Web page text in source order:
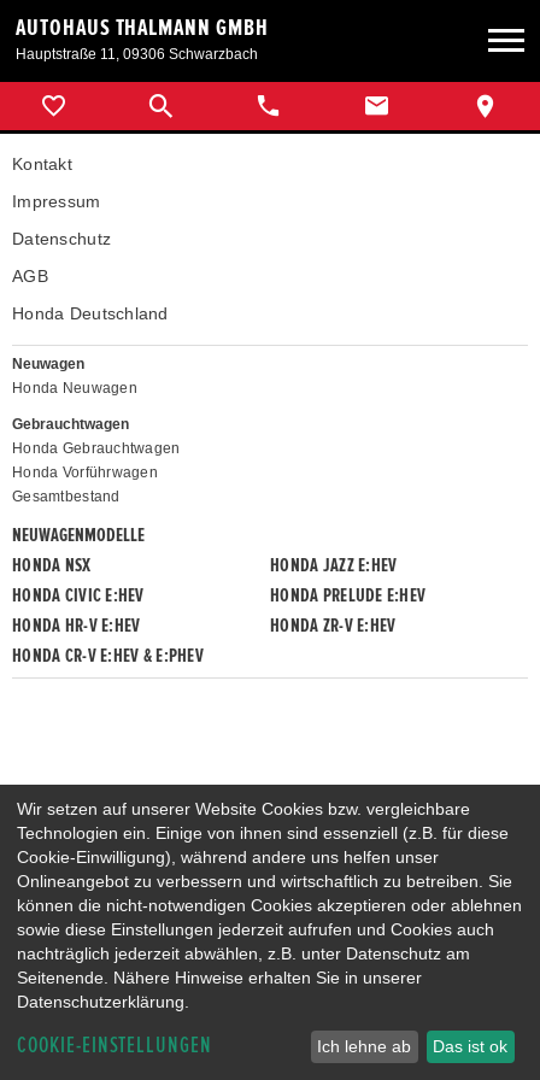
AUTOHAUS THALMANN GMBH
Hauptstraße 11, 09306 Schwarzbach
Neuwagen
Gebrauchtwagen
Angebote
Kontakt
Impressum
Datenschutz
AGB
Honda Deutschland
Neuwagen
Honda Neuwagen
Gebrauchtwagen
Honda Gebrauchtwagen
Honda Vorführwagen
Gesamtbestand
NEUWAGENMODELLE
HONDA NSX
HONDA JAZZ E:HEV
HONDA CIVIC E:HEV
HONDA PRELUDE E:HEV
HONDA HR-V E:HEV
HONDA ZR-V E:HEV
HONDA CR-V E:HEV & E:PHEV
Wir setzen auf unserer Website Cookies bzw. vergleichbare
Technologien ein. Einige von ihnen sind essenziell (z.B. für diese
Cookie-Einwilligung), während andere uns helfen unser
Onlineangebot zu verbessern und wirtschaftlich zu betreiben. Sie
können die nicht-notwendigen Cookies akzeptieren oder ablehnen
sowie diese Einstellungen jederzeit aufrufen und Cookies auch
nachträglich jederzeit abwählen, z.B. unter Datenschutz am
Seitenende. Nähere Hinweise erhalten Sie in unserer
Datenschutzerklärung.
COOKIE-EINSTELLUNGEN Ich lehne ab Das ist ok